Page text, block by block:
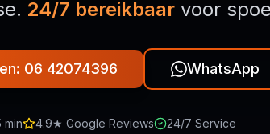
24/7 bereikbaarvoor
06 42074396 WhatsApp
min 4.9★ Google Reviews 24/7 Service